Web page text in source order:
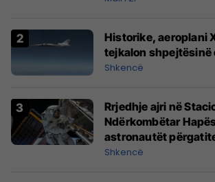
Historike, aeroplani
tejkalon shpejtësinë
Shkencë
Rrjedhje ajri në
Ndërkombëtar
astronautët
Shkencë